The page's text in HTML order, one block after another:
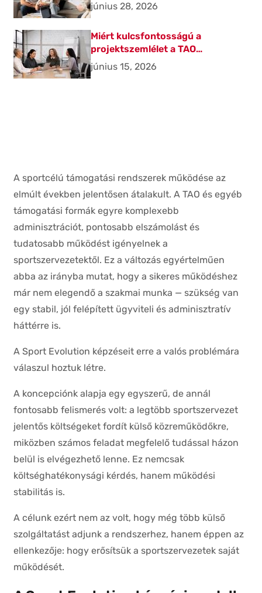
június 28, 2026
Miért kulcsfontosságú a
projektszemlélet a TAO
beruházásoknál?
június 15, 2026
A sportcélú támogatási rendszerek működése az
elmúlt években jelentősen átalakult. A TAO és egyéb
támogatási formák egyre komplexebb
adminisztrációt, pontosabb elszámolást és
tudatosabb működést igényelnek a
sportszervezetektől. Ez a változás egyértelműen
abba az irányba mutat, hogy a sikeres működéshez
már nem elegendő a szakmai munka — szükség van
egy stabil, jól felépített ügyviteli és adminisztratív
háttérre is.
A Sport Evolution képzéseit erre a valós problémára
válaszul hoztuk létre.
A koncepciónk alapja egy egyszerű, de annál
fontosabb felismerés volt: a legtöbb sportszervezet
jelentős költségeket fordít külső közreműködőkre,
miközben számos feladat megfelelő tudással házon
belül is elvégezhető lenne. Ez nemcsak
költséghatékonysági kérdés, hanem működési
stabilitás is.
A célunk ezért nem az volt, hogy még több külső
szolgáltatást adjunk a rendszerhez, hanem éppen az
ellenkezője: hogy erősítsük a sportszervezetek saját
működését.